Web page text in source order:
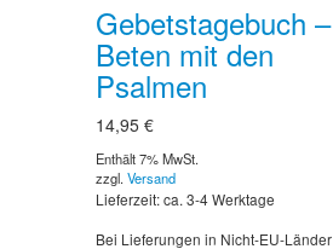
Gebetstagebuch –
Beten mit den
Psalmen
14,95 €
Enthält 7% MwSt.
zzgl. Versand
Lieferzeit: ca. 3-4 Werktage
Bei Lieferungen in Nicht-EU-Länder